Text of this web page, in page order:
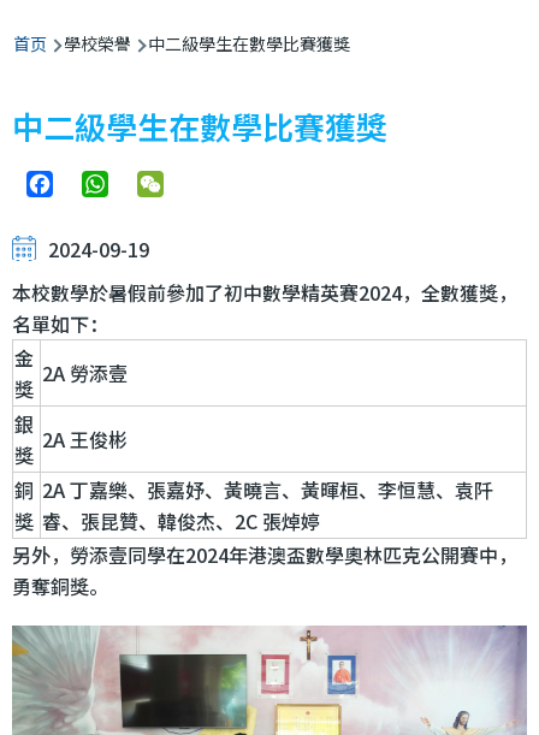
面
包
屑
首页 學校榮譽 中二級學生在數學比賽獲獎
中二級學生在數學比賽獲獎
FacebookWhatsApp
2024-09-19
本校數學於暑假前參加了初中數學精英賽2024，全數獲獎，
名單如下：
金
獎
2A 勞添壹
銀
獎
2A 王俊彬
銅
獎
2A 丁嘉樂、張嘉妤、黃曉言、黃暉桓、李恒慧、袁阡
睿、張昆贊、韓俊杰、2C 張焯婷
另外，勞添壹同學在2024年港澳盃數學奧林匹克公開賽中，
勇奪銅獎。